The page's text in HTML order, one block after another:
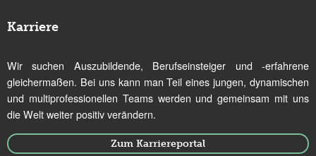
Karriere
Wir suchen Auszubildende, Berufseinsteiger und -erfahrene
gleichermaßen. Bei uns kann man Teil eines jungen, dynamischen
und multiprofessionellen Teams werden und gemeinsam mit uns
die Welt weiter positiv verändern.
Zum Karriereportal